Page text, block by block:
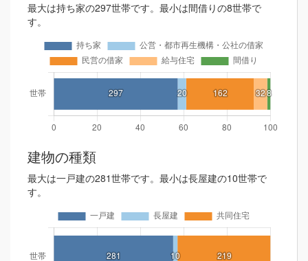
最大は持ち家の297世帯です。最小は間借りの8世帯で
す。
建物の種類
最大は一戸建の281世帯です。最小は長屋建の10世帯で
す。